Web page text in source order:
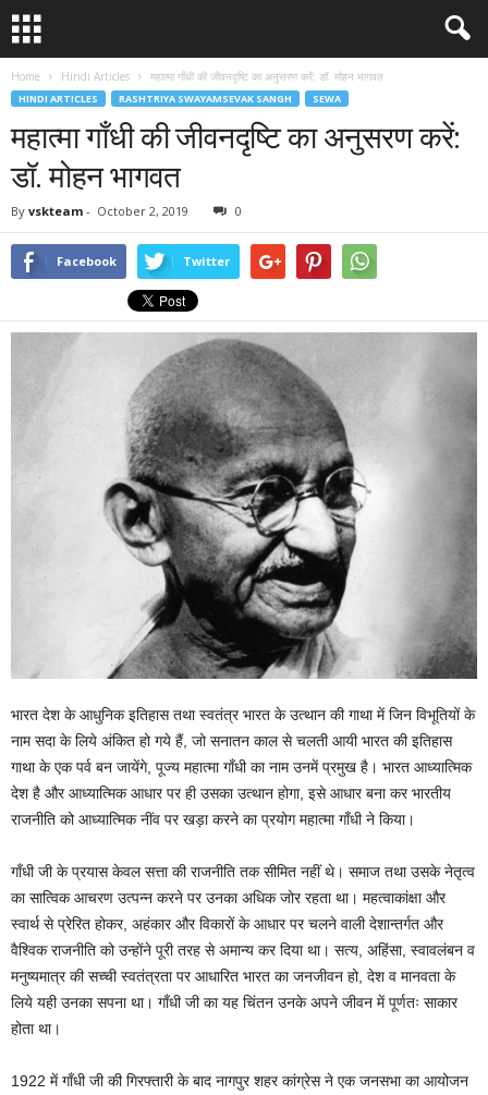
Home Hindi Articles महात्मा गाँधी की जीवनदृष्टि का अनुसरण करें: डॉ. मोहन भागवत
HINDI ARTICLES RASHTRIYA SWAYAMSEVAK SANGH SEWA
महात्मा गाँधी की जीवनदृष्टि का अनुसरण करें:
डॉ. मोहन भागवत
By vskteam - October 2, 2019 0
Facebook Twitter
भारत देश के आधुनिक इतिहास तथा स्वतंत्र भारत के उत्थान की गाथा में जिन विभूतियों के
नाम सदा के लिये अंकित हो गये हैं, जो सनातन काल से चलती आयी भारत की इतिहास
गाथा के एक पर्व बन जायेंगे, पूज्य महात्मा गाँधी का नाम उनमें प्रमुख है। भारत आध्यात्मिक
देश है और आध्यात्मिक आधार पर ही उसका उत्थान होगा, इसे आधार बना कर भारतीय
राजनीति को आध्यात्मिक नींव पर खड़ा करने का प्रयोग महात्मा गाँधी ने किया।
गाँधी जी के प्रयास केवल सत्ता की राजनीति तक सीमित नहीं थे। समाज तथा उसके नेतृत्व
का सात्विक आचरण उत्पन्न करने पर उनका अधिक जोर रहता था। महत्वाकांक्षा और
स्वार्थ से प्रेरित होकर, अहंकार और विकारों के आधार पर चलने वाली देशान्तर्गत और
वैश्विक राजनीति को उन्होंने पूरी तरह से अमान्य कर दिया था। सत्य, अहिंसा, स्वावलंबन व
मनुष्यमात्र की सच्ची स्वतंत्रता पर आधारित भारत का जनजीवन हो, देश व मानवता के
लिये यही उनका सपना था। गाँधी जी का यह चिंतन उनके अपने जीवन में पूर्णतः साकार
होता था।
1922 में गाँधी जी की गिरफ्तारी के बाद नागपुर शहर कांग्रेस ने एक जनसभा का आयोजन